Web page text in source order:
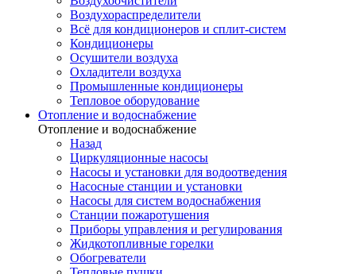
Воздухораспределители
Всё для кондиционеров и сплит-систем
Кондиционеры
Осушители воздуха
Охладители воздуха
Промышленные кондиционеры
Тепловое оборудование
Отопление и водоснабжение
Отопление и водоснабжение
Назад
Циркуляционные насосы
Насосы и установки для водоотведения
Насосные станции и установки
Насосы для систем водоснабжения
Станции пожаротушения
Приборы управления и регулирования
Жидкотопливные горелки
Обогреватели